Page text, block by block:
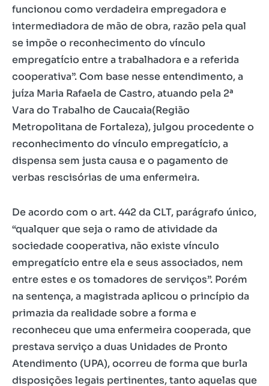
funcionou como verdadeira empregadora e
intermediadora de mão de obra, razão pela qual
se impõe o reconhecimento do vínculo
empregatício entre a trabalhadora e a referida
cooperativa”. Com base nesse entendimento, a
juíza Maria Rafaela de Castro, atuando pela 2ª
Vara do Trabalho de Caucaia(Região
Metropolitana de Fortaleza), julgou procedente o
reconhecimento do vínculo empregatício, a
dispensa sem justa causa e o pagamento de
verbas rescisórias de uma enfermeira.
De acordo com o art. 442 da CLT, parágrafo único,
“qualquer que seja o ramo de atividade da
sociedade cooperativa, não existe vínculo
empregatício entre ela e seus associados, nem
entre estes e os tomadores de serviços”. Porém
na sentença, a magistrada aplicou o princípio da
primazia da realidade sobre a forma e
reconheceu que uma enfermeira cooperada, que
prestava serviço a duas Unidades de Pronto
Atendimento (UPA), ocorreu de forma que burla
disposições legais pertinentes, tanto aquelas que